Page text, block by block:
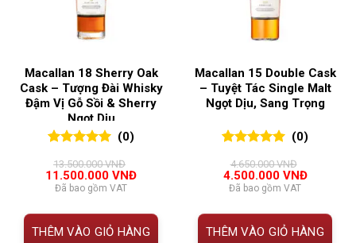
Macallan 18 Sherry Oak
Cask – Tượng Đài Whisky
Đậm Vị Gỗ Sồi & Sherry
Ngọt Dịu
đánh giá
(0)
13.500.000VNĐ
Giá
gốc
13.500.000 VNĐ.
11.500.000 VNĐGiá
là:
11.500.000 VNĐ.
Đã bao gồm VAT
THÊM VÀO GIỎ HÀNG
Macallan 15 Double Cask
– Tuyệt Tác Single Malt
Ngọt Dịu, Sang Trọng
đánh giá
(0)
4.650.000VNĐ
Giá
gốc
4.650.000 VNĐ.
4.500.000 VNĐGiá
là:
Đã bao gồm VAT
THÊM VÀO GIỎ HÀNG